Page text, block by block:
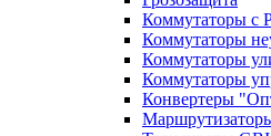
Коммутаторы c
Коммутаторы
Коммутаторы
Коммутаторы
Конвертеры